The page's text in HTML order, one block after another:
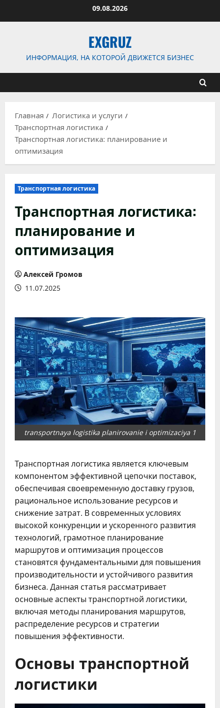
09.08.2026
EXGRUZ
ИНФОРМАЦИЯ, НА КОТОРОЙ ДВИЖЕТСЯ БИЗНЕС
Главная
Логистика и услуги
Транспортная логистика
Транспортная логистика: планирование и
оптимизация
Транспортная логистика
Транспортная логистика:
планирование и
оптимизация
Алексей Громов
11.07.2025
transportnaya logistika planirovanie i optimizaciya 1
Транспортная логистика является ключевым
компонентом эффективной цепочки поставок,
обеспечивая своевременную доставку грузов,
рациональное использование ресурсов и
снижение затрат. В современных условиях
высокой конкуренции и ускоренного развития
технологий, грамотное планирование
маршрутов и оптимизация процессов
становятся фундаментальными для повышения
производительности и устойчивого развития
бизнеса. Данная статья рассматривает
основные аспекты транспортной логистики,
включая методы планирования маршрутов,
распределение ресурсов и стратегии
повышения эффективности.
Основы транспортной
логистики